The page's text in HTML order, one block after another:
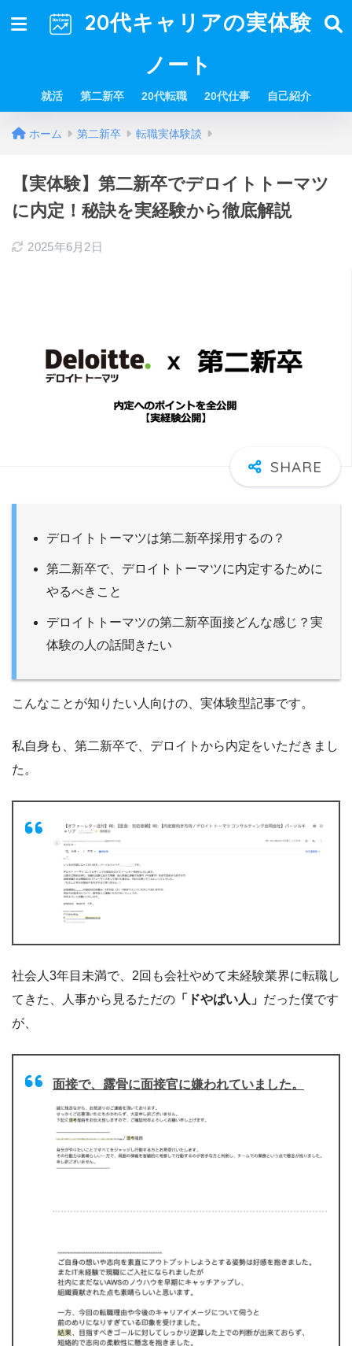
20代キャリアの実体験
ノート
就活 第二新卒 20代転職 20代仕事 自己紹介
ホーム 第二新卒 転職実体験談
【実体験】第二新卒でデロイトトーマツ
に内定！秘訣を実経験から徹底解説
2025年6月2日
デロイトトーマツは第二新卒採用するの？
第二新卒で、デロイトトーマツに内定するために
やるべきこと
デロイトトーマツの第二新卒面接どんな感じ？実
体験の人の話聞きたい
こんなことが知りたい人向けの、実体験型記事です。
私自身も、第二新卒で、デロイトから内定をいただきまし
た。
社会人3年目未満で、2回も会社やめて未経験業界に転職し
てきた、人事から見るただの 「ドやばい人」 だった僕です
が、
面接で、露骨に面接官に嫌われていました。